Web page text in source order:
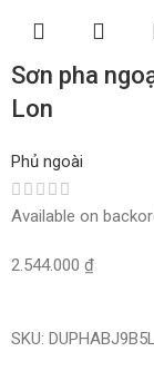
Sơn pha
Lon
Phủ ngoài
Available on
2.544.000 ₫
SKU: DUPHABJ9B5L